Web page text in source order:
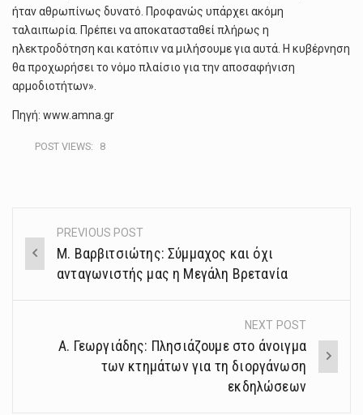
ήταν αθρωπίνως δυνατό. Προφανώς υπάρχει ακόμη
ταλαιπωρία. Πρέπει να αποκατασταθεί πλήρως η
ηλεκτροδότηση και κατόπιν να μιλήσουμε για αυτά. Η κυβέρνηση
θα προχωρήσει το νόμο πλαίσιο για την αποσαφήνιση
αρμοδιοτήτων».
Πηγή: www.amna.gr
POST VIEWS: 8
Post
navigation
PREVIOUS POST
Μ. Βαρβιτσιώτης: Σύμμαχος και όχι
ανταγωνιστής μας η Μεγάλη Βρετανία
NEXT POST
Α. Γεωργιάδης: Πλησιάζουμε στο άνοιγμα
των κτημάτων για τη διοργάνωση
εκδηλώσεων